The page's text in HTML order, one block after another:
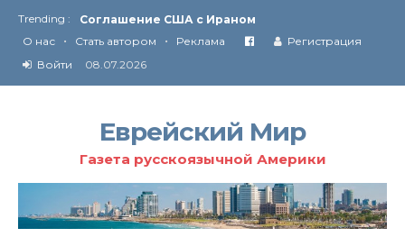
Trending :
Соглашение США с Ираном
Технология Революции в Иране
О нас • Стать автором • Реклама
Регистрация
Войти
08.07.2026
Еврейский Мир
Газета русскоязычной Америки